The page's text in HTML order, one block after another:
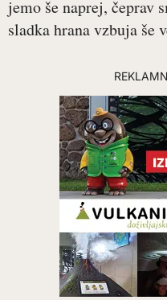
jemo še naprej, čeprav
sladka hrana vzbuja še